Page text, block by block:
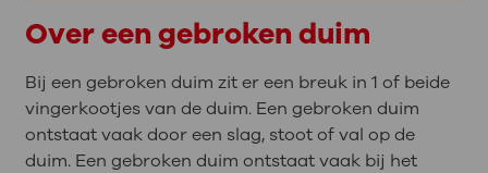
Over een gebroken duim
Bij een gebroken duim zit er een breuk in 1 of beide
vingerkootjes van de duim. Een gebroken duim
ontstaat vaak door een slag, stoot of val op de
duim. Een gebroken duim ontstaat vaak bij het